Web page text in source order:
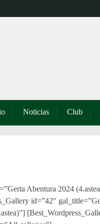
Noticias Club
Abentura 2024
id=”42″